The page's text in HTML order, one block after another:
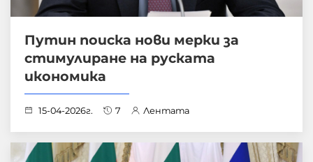
Путин поиска нови мерки за
стимулиране на руската
икономика
15-04-2026г. 7 Лентата